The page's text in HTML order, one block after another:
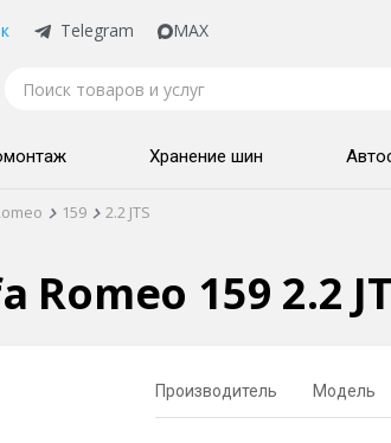
Telegram MAX
Хранение шин
159 2.2 JTS
159 2.2
Производитель Модель